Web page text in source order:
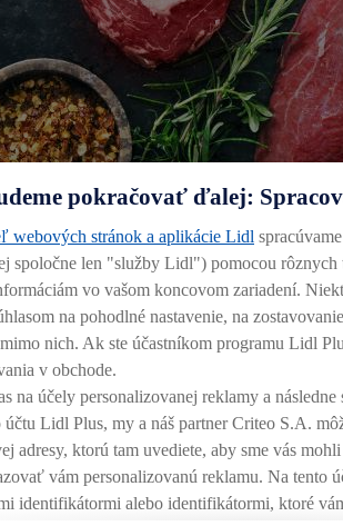
MÁME MÄSO
aj v kvalite mäsa a vajec.
a za akých podmienok boli
pôvodu. V obchodnom roku 2019
pokračovať ďalej:
webových stránok a aplikácie Lidl
spoločne len "služby Lidl") pomocou rôznych
vo vašom koncovom zariadení.
na pohodlné nastavenie, na
nich. Ak ste účastníkom programu Lidl
v obchode.
na účely personalizovanej reklamy a
účtu Lidl Plus, my a náš partner Criteo S.A.
adresy, ktorú tam uvediete, aby sme vás
vám personalizovanú reklamu. Na tento
identifikátormi alebo identifikátormi, ktoré